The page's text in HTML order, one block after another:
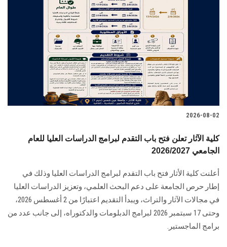
2026-08-02
كلية الآثار تعلن فتح باب التقدم لبرامج الدراسات العليا للعام
الجامعي 2026/2027
أعلنت كلية الأثار فتح باب التقدم لبرامج الدراسات العليا وذلك في
إطار حرص الجامعة على دعم البحث العلمي، وتعزيز الدراسات العليا
في مجالات الآثار والتراث، ويبدأ التقديم اعتبارًا من 2 أغسطس 2026،
وحتى 17 سبتمبر 2026 لبرامج الدبلومات والدكتوراه، إلى جانب عدد من
برامج الماجستير.